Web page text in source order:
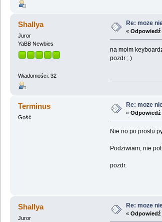
Shallya
Juror
YaBB Newbies
Wiadomości: 32
Re: moze
« Odpowiedź
na moim
pozdr ; )
Terminus
Gość
Re: moze
« Odpowiedź
Nie no po prostu
Podziwiam, nie
pozdr.
Shallya
Juror
Re: moze
« Odpowiedź